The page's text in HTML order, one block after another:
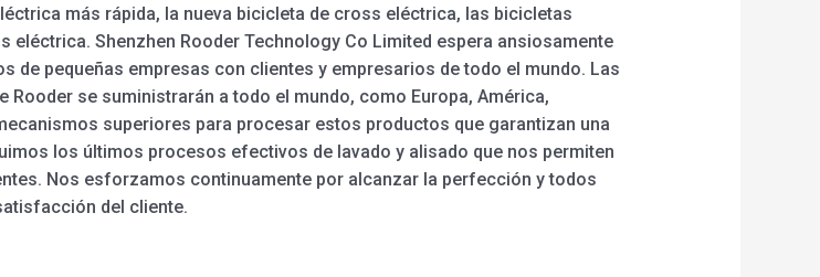
más rápida, la nueva bicicleta de cross eléctrica, las bicicletas
Shenzhen Rooder Technology Co Limited espera ansiosamente
de pequeñas empresas con clientes y empresarios de todo el mundo. Las
se suministrarán a todo el mundo, como Europa, América,
superiores para procesar estos productos que garantizan una
los últimos procesos efectivos de lavado y alisado que nos permiten
Nos esforzamos continuamente por alcanzar la perfección y todos
del cliente.